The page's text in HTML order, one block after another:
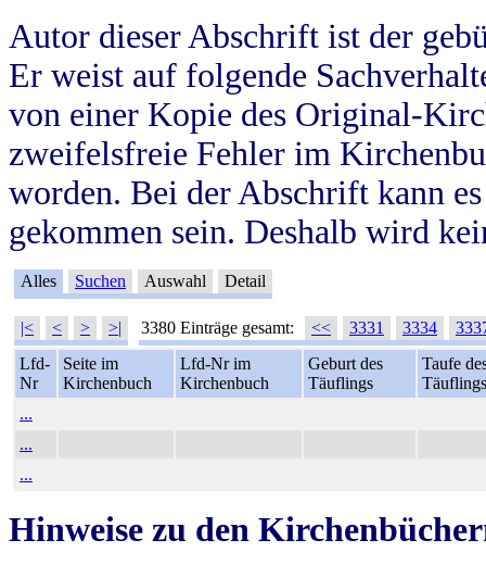
Autor dieser Abschrift ist der
Er weist auf folgende
von einer Kopie des Original-
zweifelsfreie Fehler im
worden. Bei der Abschrift kann
gekommen sein. Deshalb wird
Alles Suchen Auswahl Detail
|< < > >| 3380 Einträge gesamt: << 3331 3334
Lfd-
Nr
Seite im
Kirchenbuch
Lfd-Nr im
Kirchenbuch
Geburt des
Täuflings
Taufe
Täuflings
...
...
...
Hinweise zu den